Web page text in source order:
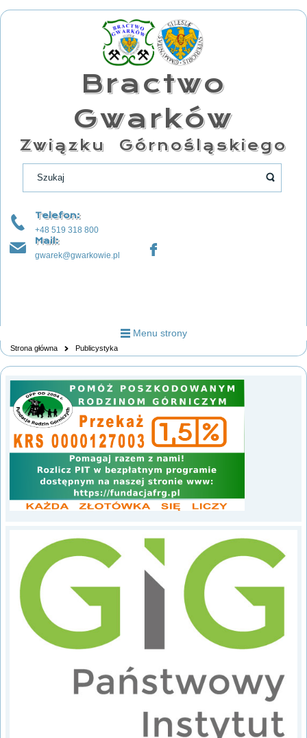
Bractwo
Gwarków
Związku Górnośląskiego
Telefon:
+48 519 318 800
Mail:
gwarek@gwarkowie.pl
Menu strony
Strona główna Publicystyka